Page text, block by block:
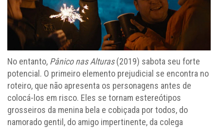
No entanto, Pânico nas Alturas(2019) sabota seu forte
potencial. O primeiro elemento prejudicial se encontra no
roteiro, que não apresenta os personagens antes de
colocá-los em risco. Eles se tornam estereótipos
grosseiros da menina bela e cobiçada por todos, do
namorado gentil, do amigo impertinente, da colega